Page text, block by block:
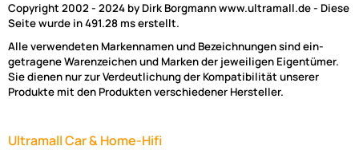
Copyright 2002 - 2024 by Dirk Borgmann www.ultramall.de - Diese
Seite wurde in 491.28 ms erstellt.
Alle verwendeten Markennamen und Bezeichnungen sind ein-
getragene Warenzeichen und Marken der jeweiligen Eigentümer.
Sie dienen nur zur Verdeutlichung der Kompatibilität unserer
Produkte mit den Produkten verschiedener Hersteller.
Ultramall Car & Home-Hifi